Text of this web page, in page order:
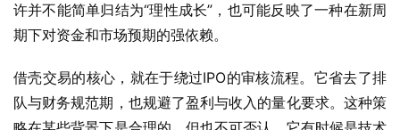
许并不能简单归结为“理性成长”，也可能反映了一种在新周
期下对资金和市场预期的强依赖。
借壳交易的核心，就在于绕过IPO的审核流程。它省去了排
队与财务规范期，也规避了盈利与收入的量化要求。这种策